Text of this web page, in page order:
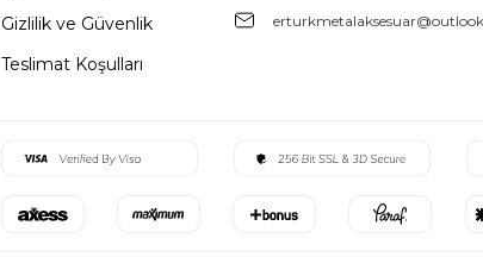
Gizlilik ve Güvenlik
Teslimat Koşulları